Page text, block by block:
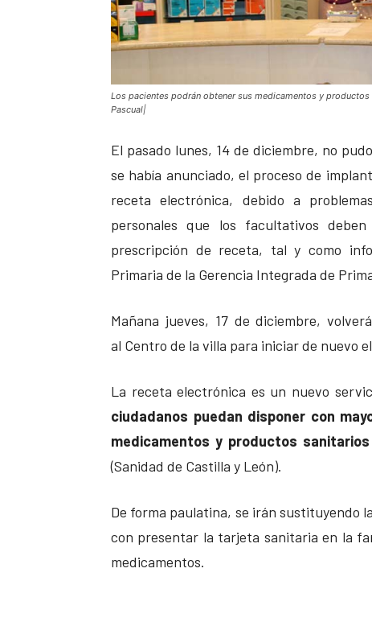
Los pacientes podrán obtener sus medicamentos y
Pascual|
El pasado lunes, 14 de diciembre, no
se había anunciado, el proceso de
receta electrónica, debido a
personales que los facultativos
prescripción de receta, tal y como
Primaria de la Gerencia Integrada de
Mañana jueves, 17 de diciembre,
al Centro de la villa para iniciar de nuevo
La receta electrónica es un nuevo
ciudadanos puedan disponer con
medicamentos y productos sanitarios
(Sanidad de Castilla y León).
De forma paulatina, se irán sustituyendo
con presentar la tarjeta sanitaria en la
medicamentos.